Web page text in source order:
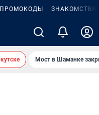
ПРОМОКОДЫ ЗНАКОМСТВА
Мост в Шаманке